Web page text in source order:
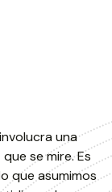
una
se mire. Es
que asumimos